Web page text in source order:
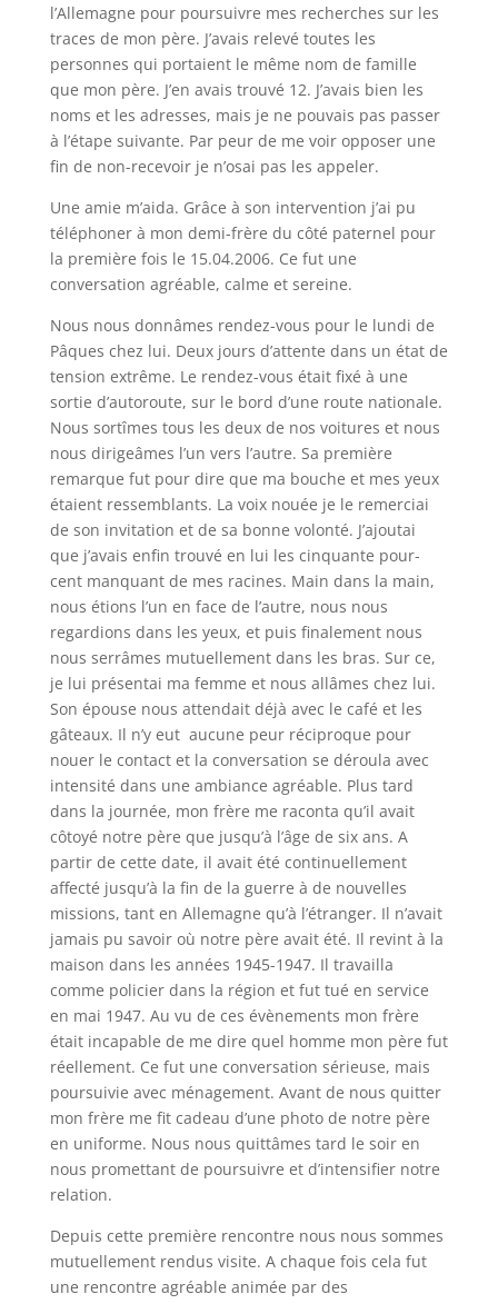
l’Allemagne pour poursuivre mes recherches sur les
traces de mon père. J’avais relevé toutes les
personnes qui portaient le même nom de famille
que mon père. J’en avais trouvé 12. J’avais bien les
noms et les adresses, mais je ne pouvais pas passer
à l’étape suivante. Par peur de me voir opposer une
fin de non-recevoir je n’osai pas les appeler.
Une amie m’aida. Grâce à son intervention j’ai pu
téléphoner à mon demi-frère du côté paternel pour
la première fois le 15.04.2006. Ce fut une
conversation agréable, calme et sereine.
Nous nous donnâmes rendez-vous pour le lundi de
Pâques chez lui. Deux jours d’attente dans un état de
tension extrême. Le rendez-vous était fixé à une
sortie d’autoroute, sur le bord d’une route nationale.
Nous sortîmes tous les deux de nos voitures et nous
nous dirigeâmes l’un vers l’autre. Sa première
remarque fut pour dire que ma bouche et mes yeux
étaient ressemblants. La voix nouée je le remerciai
de son invitation et de sa bonne volonté. J’ajoutai
que j’avais enfin trouvé en lui les cinquante pour-
cent manquant de mes racines. Main dans la main,
nous étions l’un en face de l’autre, nous nous
regardions dans les yeux, et puis finalement nous
nous serrâmes mutuellement dans les bras. Sur ce,
je lui présentai ma femme et nous allâmes chez lui.
Son épouse nous attendait déjà avec le café et les
gâteaux. Il n’y eut aucune peur réciproque pour
nouer le contact et la conversation se déroula avec
intensité dans une ambiance agréable. Plus tard
dans la journée, mon frère me raconta qu’il avait
côtoyé notre père que jusqu’à l’âge de six ans. A
partir de cette date, il avait été continuellement
affecté jusqu’à la fin de la guerre à de nouvelles
missions, tant en Allemagne qu’à l’étranger. Il n’avait
jamais pu savoir où notre père avait été. Il revint à la
maison dans les années 1945-1947. Il travailla
comme policier dans la région et fut tué en service
en mai 1947. Au vu de ces évènements mon frère
était incapable de me dire quel homme mon père fut
réellement. Ce fut une conversation sérieuse, mais
poursuivie avec ménagement. Avant de nous quitter
mon frère me fit cadeau d’une photo de notre père
en uniforme. Nous nous quittâmes tard le soir en
nous promettant de poursuivre et d’intensifier notre
relation.
Depuis cette première rencontre nous nous sommes
mutuellement rendus visite. A chaque fois cela fut
une rencontre agréable animée par des